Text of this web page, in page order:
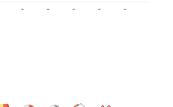
- - - - -